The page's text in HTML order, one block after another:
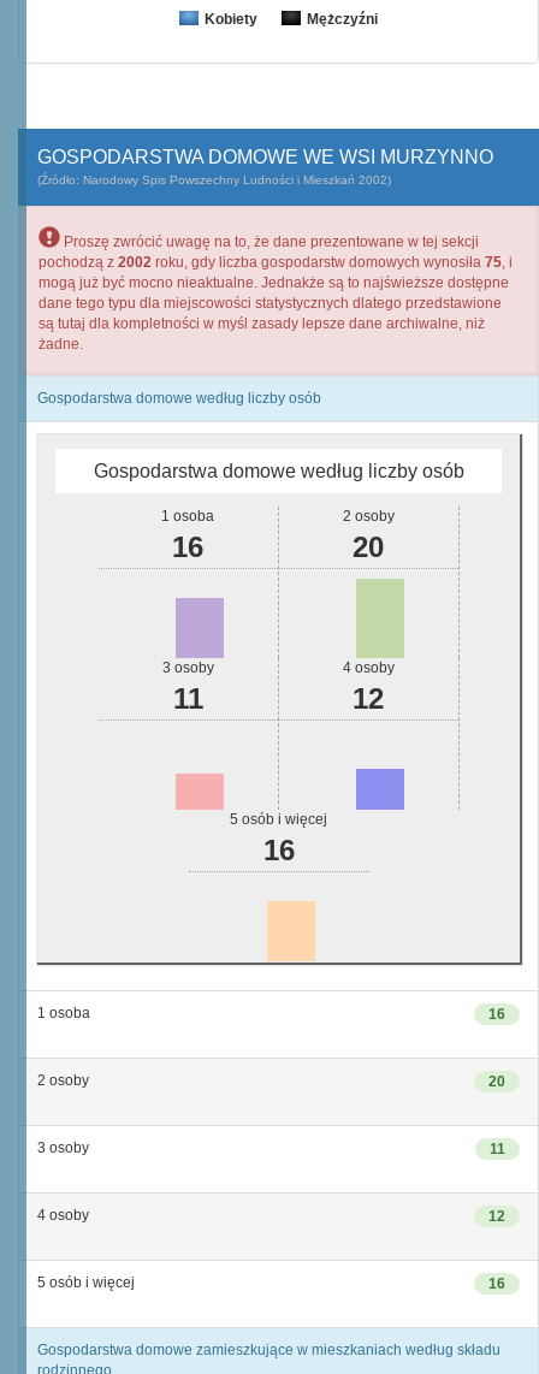
Kobiety Mężczyźni
GOSPODARSTWA DOMOWE WE WSI MURZYNNO
(Źródło: Narodowy Spis Powszechny Ludności i Mieszkań 2002)
Proszę zwrócić uwagę na to, że dane prezentowane w tej sekcji
pochodzą z 2002 roku, gdy liczba gospodarstw domowych wynosiła 75, i
mogą już być mocno nieaktualne. Jednakże są to najświeższe dostępne
dane tego typu dla miejscowości statystycznych dlatego przedstawione
są tutaj dla kompletności w myśl zasady lepsze dane archiwalne, niż
żadne.
Gospodarstwa domowe według liczby osób
Gospodarstwa domowe według liczby osób
1 osoba
16
2 osoby
20
3 osoby
11
4 osoby
12
5 osób i więcej
16
16
1 osoba
20
2 osoby
11
3 osoby
12
4 osoby
16
5 osób i więcej
Gospodarstwa domowe zamieszkujące w mieszkaniach według składu
rodzinnego